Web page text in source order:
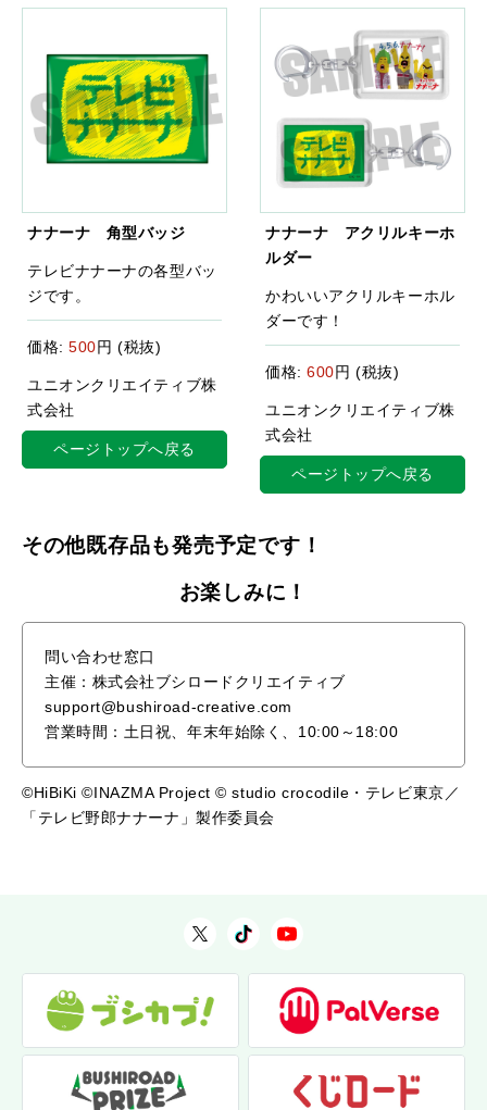
ナナーナ 角型バッジ
テレビナナーナの各型バッ
ジです。
価格:500円 (税抜)
ユニオンクリエイティブ株
式会社
ページトップへ戻る
ナナーナ アクリルキーホ
ルダー
かわいいアクリルキーホル
ダーです！
価格:600円 (税抜)
ユニオンクリエイティブ株
式会社
ページトップへ戻る
その他既存品も発売予定です！
お楽しみに！
問い合わせ窓口
主催：株式会社ブシロードクリエイティブ
support@bushiroad-creative.com
営業時間：土日祝、年末年始除く、10:00～18:00
©HiBiKi ©INAZMA Project © studio crocodile・テレビ東京／
「テレビ野郎ナナーナ」製作委員会